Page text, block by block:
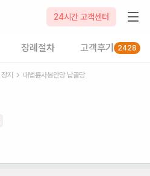
24시간 고객센터
장례절차 고객후기 2428
장지 대법륜사봉안당 납골당